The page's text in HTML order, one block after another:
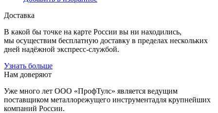
Доставка
В какой бы точке на карте России вы ни находились,
мы осуществим бесплатную доставку в пределах нескольких
дней надёжной экспресс-службой.
Узнать больше
Нам доверяют
Уже много лет ООО «ПрофТулс» является ведущим
поставщиком металлорежущего инструментадля крупнейших
компаний России.